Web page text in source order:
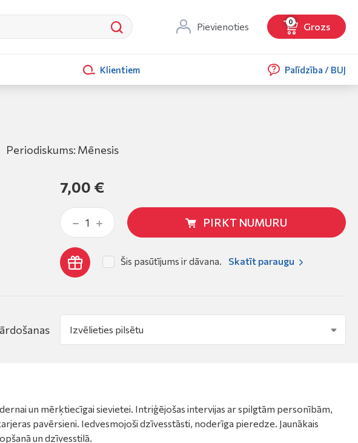
Pievienoties 0 Grozs
Klientiem Palīdzība / BUJ
Periodiskums: Mēnesis
7,00 €
PIRKT NUMURU
Šis pasūtījums ir dāvana. Skatīt paraugu
un mērķtiecīgai sievietei. Intriģējošas intervijas ar spilgtām personībām,
pavērsieni. Iedvesmojoši dzīvesstāsti, noderīga pieredze. Jaunākais
un dzīvesstilā.